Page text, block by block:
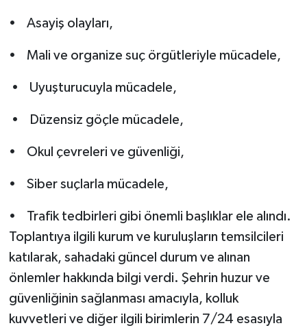
• Asayiş olayları,
• Mali ve organize suç örgütleriyle mücadele,
• Uyuşturucuyla mücadele,
• Düzensiz göçle mücadele,
• Okul çevreleri ve güvenliği,
• Siber suçlarla mücadele,
• Trafik tedbirleri gibi önemli başlıklar ele alındı.
Toplantıya ilgili kurum ve kuruluşların temsilcileri
katılarak, sahadaki güncel durum ve alınan
önlemler hakkında bilgi verdi. Şehrin huzur ve
güvenliğinin sağlanması amacıyla, kolluk
kuvvetleri ve diğer ilgili birimlerin 7/24 esasıyla